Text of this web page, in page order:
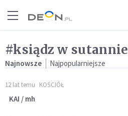
#ksiądz w sutannie
Najnowsze Najpopularniejsze
12 lat temu KOŚCIÓŁ
KAI / mh